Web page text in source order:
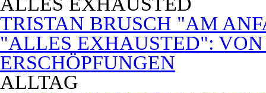
TRISTAN BRUSCH "AM
"ALLES EXHAUSTED":
ERSCHÖPFUNGEN
ALLTAG